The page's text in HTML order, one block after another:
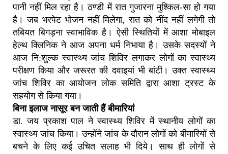
पानी नहीं मिल रहा है। ठण्डी में रात गुजारना मुश्किल-सा हो गया
है। जब भरपेट भोजन नहीं मिलेगा, रात को नींद नहीं लगेगी तो
तबियत बिगड़ना स्वाभाविक है। ऐसी स्थितियों में आशा मोबाइल
हेल्थ क्लिनिक ने आज अपना धर्म निभाया है। उसके सदस्यों ने
आज नि:शुल्क स्वास्थ्य जांच शिविर लगाकर लोगों का स्वास्थ्य
परीक्षण किया और जरूरत की दवाइयां भी बांटी। उक्त स्वास्थ्य
जांच शिविर का आयोजन लोक समिति द्वारा आशा ट्रस्ट के
सहयोग से किया गया।
बिना इलाज नासूर बन जाती हैं बीमारियां
डा. जय प्रकाश पाल ने स्वास्थ्य शिविर में स्थानीय लोगों का
स्वास्थ्य जांच किया। उन्होंने जांच के दौरान लोगों को बीमारियों से
बचने के लिए कई उचित सलाह भी दिये। साथ ही लोगों से